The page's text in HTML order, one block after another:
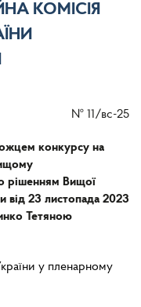
КОМІСІЯ
№ 11/вс-25
конкурсу на
рішенням Вищої
від 23 листопада 2023
Тетяною
у пленарному